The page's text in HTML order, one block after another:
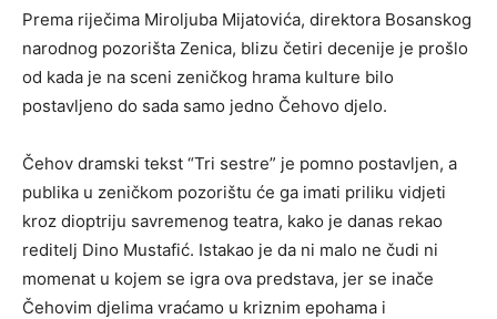
Prema riječima Miroljuba Mijatovića, direktora Bosanskog
narodnog pozorišta Zenica, blizu četiri decenije je prošlo
od kada je na sceni zeničkog hrama kulture bilo
postavljeno do sada samo jedno Čehovo djelo.
Čehov dramski tekst “Tri sestre” je pomno postavljen, a
publika u zeničkom pozorištu će ga imati priliku vidjeti
kroz dioptriju savremenog teatra, kako je danas rekao
reditelj Dino Mustafić. Istakao je da ni malo ne čudi ni
momenat u kojem se igra ova predstava, jer se inače
Čehovim djelima vraćamo u kriznim epohama i